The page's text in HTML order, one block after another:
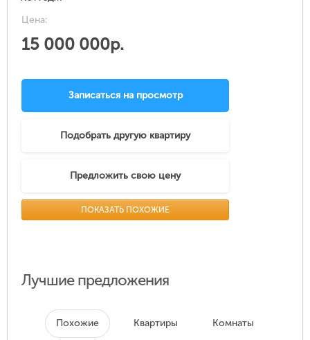
Цена:
15 000 000р.
Записаться на просмотр
Подобрать другую квартиру
Предложить свою цену
ПОКАЗАТЬ ПОХОЖИЕ
Лучшие предложения
Похожие Квартиры Комнаты